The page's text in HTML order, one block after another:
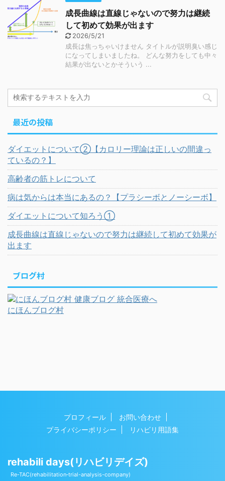
成長曲線は直線じゃないので努力は継続
して初めて効果が出ます
2026/5/21
成長は焦っちゃいけません タイトルが説明臭い感じ
になってしまいましたね。 どんな努力をしても中々
結果が出ないとかそういう ...
最近の投稿
ダイエットについて②【カロリー理論は正しいの間違っ
ているの？】
高齢者の筋トレについて
病は気からは本当にあるの？【プラシーボとノーシーボ】
ダイエットについて知ろう①
成長曲線は直線じゃないので努力は継続して初めて効果が
出ます
ブログ村
にほんブログ村
プロフィール
お問い合わせ
プライバシーポリシー
リハビリ用語集
rehabili days(リハビリデイズ)
Re-TAC(rehabilitation‐trial-analysis-company)
Copyright© rehabili days(リハビリデイズ) , 2026 All